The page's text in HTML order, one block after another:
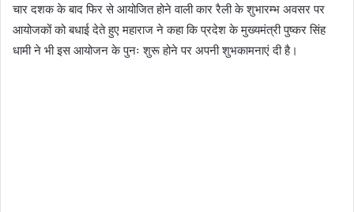
चार दशक के बाद फिर से आयोजित होने वाली कार रैली के शुभारम्भ अवसर पर
आयोजकों को बधाई देते हुए महाराज ने कहा कि प्रदेश के मुख्यमंत्री पुष्कर सिंह
धामी ने भी इस आयोजन के पुनः शुरू होने पर अपनी शुभकामनाएं दी है।